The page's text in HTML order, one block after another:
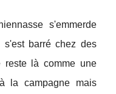
s'emmerde
s'est barré chez des
là comme une
la campagne mais